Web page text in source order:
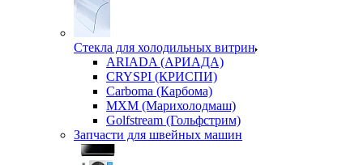
Стекла для холодильных витрин
ARIADA (АРИАДА)
CRYSPI (КРИСПИ)
Carboma (Карбома)
MXM (Марихолодмаш)
Golfstream (Гольфстрим)
Запчасти для швейных машин